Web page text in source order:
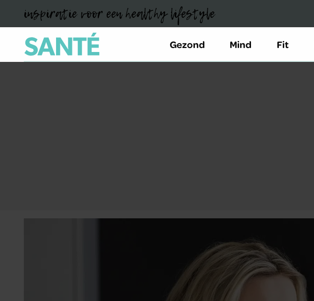
inspiratie voor een healthy lifestyle
Gezond Mind Fit